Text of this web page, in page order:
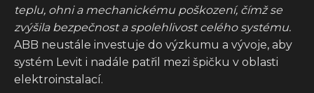
teplu, ohni a mechanickému poškození, čímž se
zvýšila bezpečnost a spolehlivost celého systému.
ABB neustále investuje do výzkumu a vývoje, aby
systém Levit i nadále patřil mezi špičku v oblasti
elektroinstalací.